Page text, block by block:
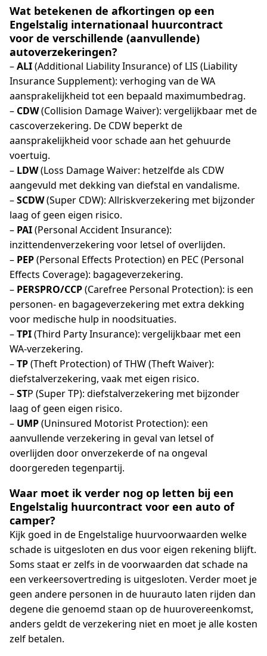
Wat betekenen de afkortingen op een
Engelstalig internationaal huurcontract
voor de verschillende (aanvullende)
autoverzekeringen?
–ALI(Additional Liability Insurance) of LIS (Liability
Insurance Supplement): verhoging van de WA
aansprakelijkheid tot een bepaald maximumbedrag.
– CDW(Collision Damage Waiver): vergelijkbaar met de
cascoverzekering. De CDW beperkt de
aansprakelijkheid voor schade aan het gehuurde
voertuig.
– LDW(Loss Damage Waiver: hetzelfde als CDW
aangevuld met dekking van diefstal en vandalisme.
–SCDW(Super CDW): Allriskverzekering met bijzonder
laag of geen eigen risico.
– PAI(Personal Accident Insurance):
inzittendenverzekering voor letsel of overlijden.
– PEP(Personal Effects Protection) en PEC (Personal
Effects Coverage): bagageverzekering.
– PERSPRO/CCP(Carefree Personal Protection): is een
personen- en bagageverzekering met extra dekking
voor medische hulp in noodsituaties.
–TPI(Third Party Insurance): vergelijkbaar met een
WA-verzekering.
–TP(Theft Protection) of THW (Theft Waiver):
diefstalverzekering, vaak met eigen risico.
–STP (Super TP): diefstalverzekering met bijzonder
laag of geen eigen risico.
– UMP(Uninsured Motorist Protection): een
aanvullende verzekering in geval van letsel of
overlijden door onverzekerde of na ongeval
doorgereden tegenpartij.
Waar moet ik verder nog op letten bij een
Engelstalig huurcontract voor een auto of
camper?
Kijk goed in de Engelstalige huurvoorwaarden welke
schade is uitgesloten en dus voor eigen rekening blijft.
Soms staat er zelfs in de voorwaarden dat schade na
een verkeersovertreding is uitgesloten. Verder moet je
geen andere personen in de huurauto laten rijden dan
degene die genoemd staan op de huurovereenkomst,
anders geldt de verzekering niet en moet je alle kosten
zelf betalen.